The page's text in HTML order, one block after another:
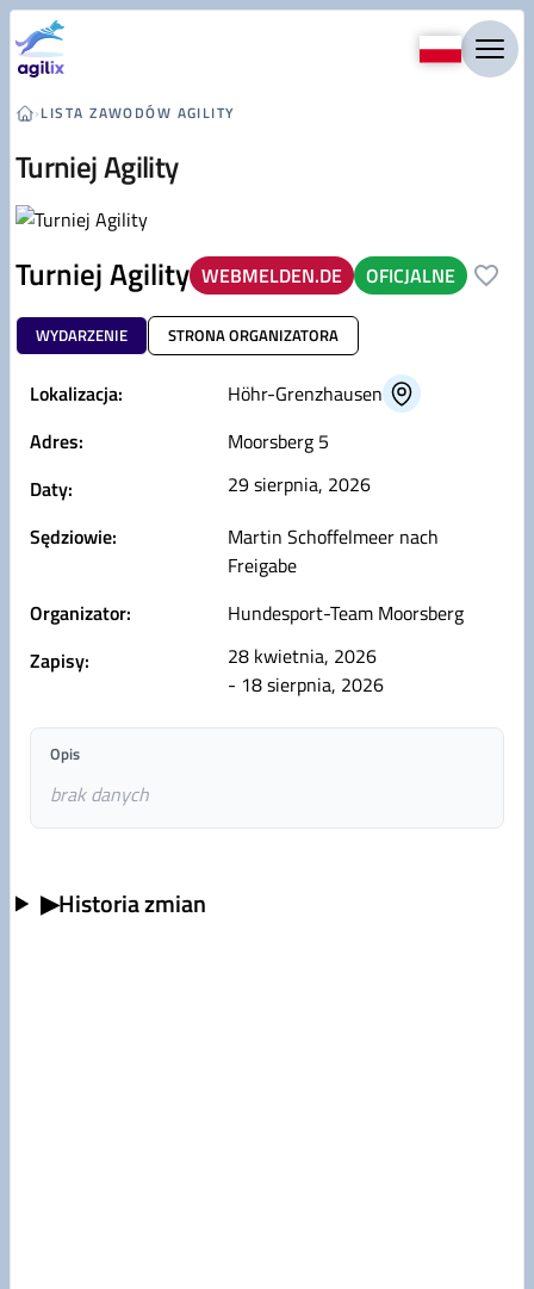
Przejdź do treści
›LISTA ZAWODÓW AGILITY
Turniej Agility
Turniej Agility WEBMELDEN.DE OFICJALNE
WYDARZENIE STRONA ORGANIZATORA
Lokalizacja:
Höhr-Grenzhausen
Adres:
Moorsberg 5
Daty:
29 sierpnia, 2026
Sędziowie:
Martin Schoffelmeer nach
Freigabe
Organizator:
Hundesport-Team Moorsberg
Zapisy:
28 kwietnia, 2026
- 18 sierpnia, 2026
Opis
brak danych
▶Historia zmian